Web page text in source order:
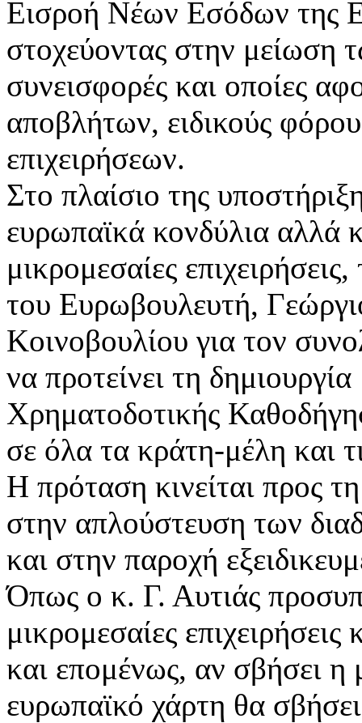
Εισροή Νέων Εσόδων της
στοχεύοντας στην μείωση
συνεισφορές και οποίες
αποβλήτων, ειδικούς
επιχειρήσεων.
Στο πλαίσιο της
ευρωπαϊκά κονδύλια αλλά
μικρομεσαίες
του Ευρωβουλευτή,
Κοινοβουλίου για τον
να προτείνει τη
Χρηματοδοτικής
σε όλα τα κράτη-μέλη και
Η πρόταση κινείται προς
στην απλούστευση των
και στην παροχή
Όπως ο κ. Γ. Αυτιάς
μικρομεσαίες
και επομένως, αν σβήσει η
ευρωπαϊκό χάρτη θα